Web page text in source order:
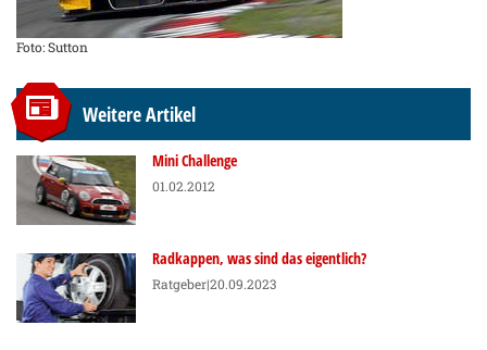
Foto: Sutton
Weitere Artikel
Mini Challenge
01.02.2012
Radkappen, was sind das eigentlich?
Ratgeber|20.09.2023